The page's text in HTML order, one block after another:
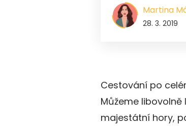
Martina
28. 3. 2019
Cestování po
Můžeme
majestátní hory,